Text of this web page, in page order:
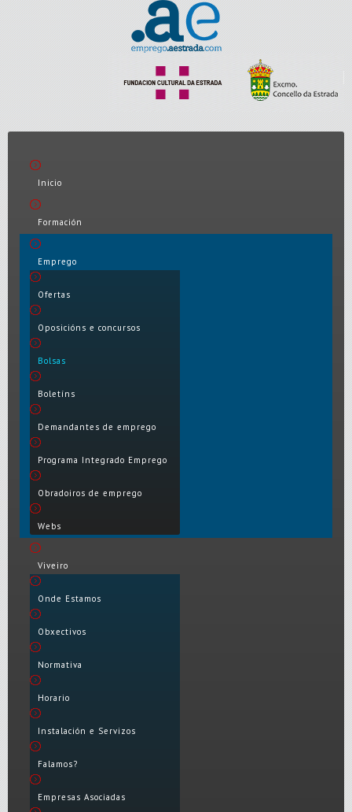
Inicio
Formación
Emprego
Ofertas
Oposicións e concursos
Bolsas
Boletíns
Demandantes de emprego
Programa Integrado Emprego
Obradoiros de emprego
Webs
Viveiro
Onde Estamos
Obxectivos
Normativa
Horario
Instalación e Servizos
Falamos?
Empresas Asociadas